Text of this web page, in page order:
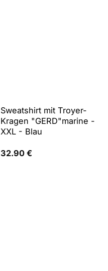
Sweatshirt mit Troyer-
Kragen "GERD"marine -
XXL - Blau
32.90 €